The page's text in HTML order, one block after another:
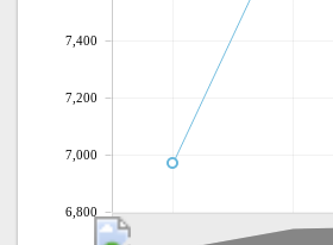
6,800
7,000
7,200
7,400